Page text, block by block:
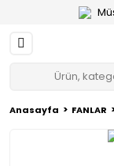
Anasayfa FANLAR